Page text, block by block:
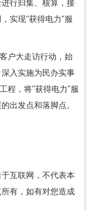
行归集、核算，接
实现"获得电力"服
户大走访行动，始
入实施为民办实事
程，将"获得电力"服
出发点和落脚点。
互联网，不代表本
有，如有对您造成